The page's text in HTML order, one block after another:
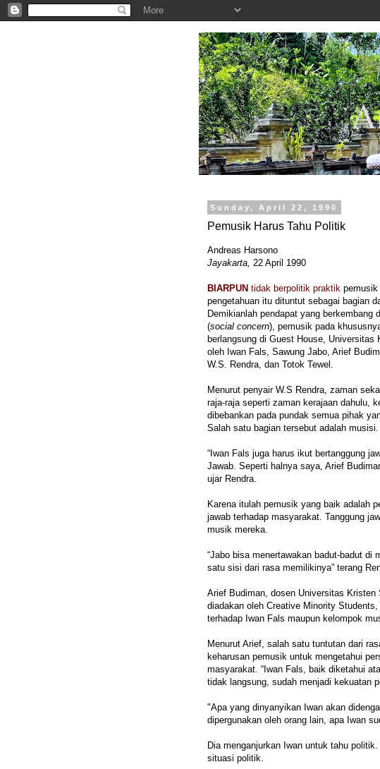
.
Sunday, April 22, 1990
Pemusik Harus Tahu Politik
Andreas Harsono
Jayakarta, 22 April 1990
BIARPUN tidak berpolitik praktik pemusik
pengetahuan itu dituntut sebagai bagian
Demikianlah pendapat yang berkembang
(social concern), pemusik pada
berlangsung di Guest House,
oleh Iwan Fals, Sawung Jabo, Arief
W.S. Rendra, dan Totok Tewel.
Menurut penyair W.S Rendra, zaman
raja-raja seperti zaman kerajaan dahulu,
dibebankan pada pundak semua pihak
Salah satu bagian tersebut adalah musisi.
“Iwan Fals juga harus ikut bertanggung
Jawab. Seperti halnya saya, Arief
ujar Rendra.
Karena itulah pemusik yang baik adalah
jawab terhadap masyarakat. Tanggung
musik mereka.
“Jabo bisa menertawakan badut-badut
satu sisi dari rasa memilikinya” terang
Arief Budiman, dosen Universitas
diadakan oleh Creative Minority
terhadap Iwan Fals maupun kelompok
Menurut Arief, salah satu tuntutan dari
keharusan pemusik untuk mengetahui
masyarakat. “Iwan Fals, baik diketahui
tidak langsung, sudah menjadi kekuatan
"Apa yang dinyanyikan Iwan akan
dipergunakan oleh orang lain, apa Iwan
Dia menganjurkan Iwan untuk tahu
situasi politik.